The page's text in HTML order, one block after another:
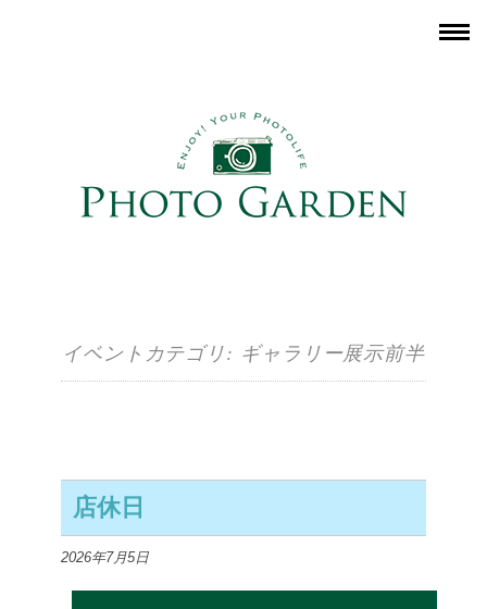
イベントカテゴリ: ギャラリー展示前半
店休日
2026年7月5日